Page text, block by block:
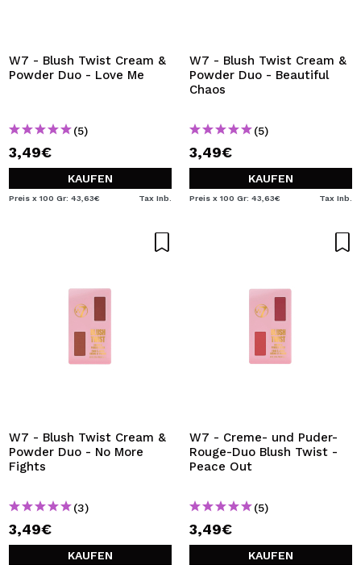
W7 - Blush Twist Cream &
Powder Duo - Love Me
(5)
3,49€
KAUFEN
Preis x 100 Gr: 43,63€ Tax Inb.
W7 - Blush Twist Cream &
Powder Duo - Beautiful
Chaos
(5)
3,49€
KAUFEN
Preis x 100 Gr: 43,63€ Tax Inb.
W7 - Blush Twist Cream &
Powder Duo - No More
Fights
(3)
3,49€
KAUFEN
W7 - Creme- und Puder-
Rouge-Duo Blush Twist -
Peace Out
(5)
3,49€
KAUFEN